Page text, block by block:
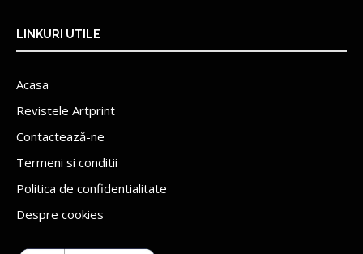
LINKURI UTILE
Acasa
Revistele Artprint
Contactează-ne
Termeni si conditii
Politica de confidentialitate
Despre cookies